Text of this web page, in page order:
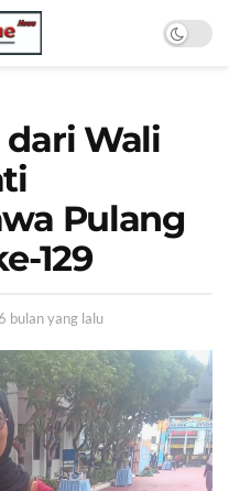
Wali
Pulang
129
bulan yang lalu